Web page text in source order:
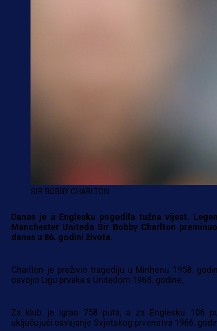
SIR BOBBY CHARLTON
Danas je u Englesku pogodila tužna vijest.
Manchester Uniteda Sir Bobby Charlton
danas u 86. godini života.
Charlton je preživio tragediju u Minhenu 1958.
osvojio Ligu prvaka s Unitedom 1968. godine.
Za klub je igrao 758 puta, a za Englesku 106
uključujući osvajanje Svjetskog prvenstva 1966.